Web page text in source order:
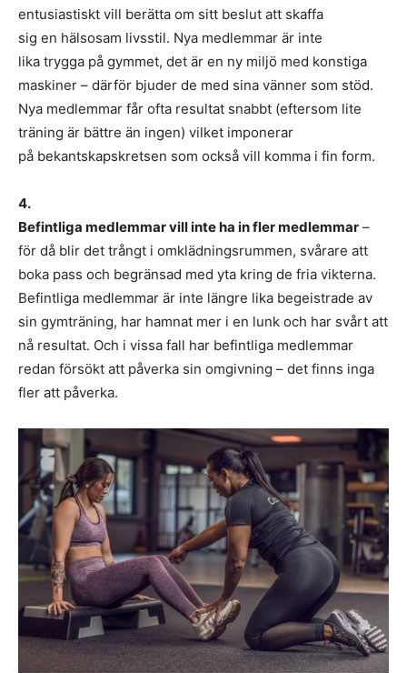
entusiastiskt vill berätta om sitt beslut att skaffa
sig en hälsosam livsstil. Nya medlemmar är inte
lika trygga på gymmet, det är en ny miljö med konstiga
maskiner – därför bjuder de med sina vänner som stöd.
Nya medlemmar får ofta resultat snabbt (eftersom lite
träning är bättre än ingen) vilket imponerar
på bekantskapskretsen som också vill komma i fin form.
4.
Befintliga medlemmar vill inte ha in fler medlemmar –
för då blir det trångt i omklädningsrummen, svårare att
boka pass och begränsad med yta kring de fria vikterna.
Befintliga medlemmar är inte längre lika begeistrade av
sin gymträning, har hamnat mer i en lunk och har svårt att
nå resultat. Och i vissa fall har befintliga medlemmar
redan försökt att påverka sin omgivning – det finns inga
fler att påverka.